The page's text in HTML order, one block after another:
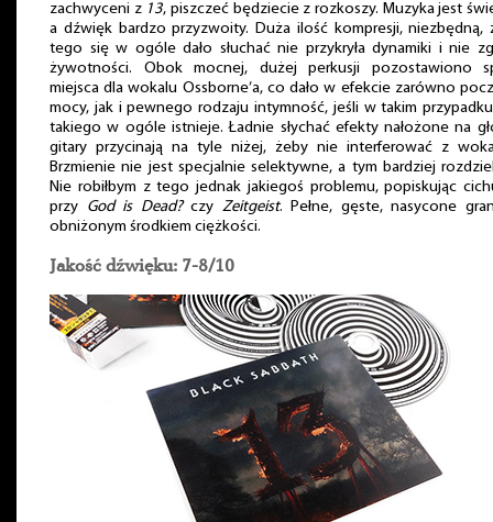
zachwyceni z 13, piszczeć będziecie z rozkoszy. Muzyka jest
a dźwięk bardzo przyzwoity. Duża ilość kompresji, niezbędną,
tego się w ogóle dało słuchać nie przykryła dynamiki i nie
żywotności. Obok mocnej, dużej perkusji pozostawiono
miejsca dla wokalu Ossborne’a, co dało w efekcie zarówno
mocy, jak i pewnego rodzaju intymność, jeśli w takim
takiego w ogóle istnieje. Ładnie słychać efekty nałożone na
gitary przycinają na tyle niżej, żeby nie interferować z
Brzmienie nie jest specjalnie selektywne, a tym bardziej
Nie robiłbym z tego jednak jakiegoś problemu, popiskując
przy God is Dead?czy Zeitgeist. Pełne, gęste, nasycone
obniżonym środkiem ciężkości.
Jakość dźwięku: 7-8/10